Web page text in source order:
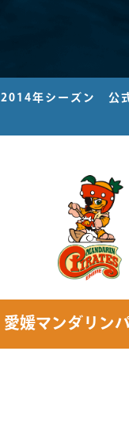
2014年シーズン 公
愛媛マンダリン